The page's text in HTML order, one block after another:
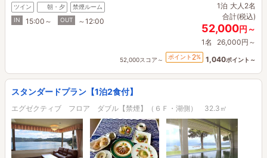
ツイン 朝・夕
禁煙ルーム
IN
15:00～ OUT ～12:00
1泊 大人2名
合計(税込)
52,000円～
1名 26,000円～
52,000スコア～ ポイント 2% 1,040ポイント～
スタンダードプラン【1泊2食付】
エグゼクティブ フロア ダブル【禁煙】（６Ｆ・湖側） 32.3㎡